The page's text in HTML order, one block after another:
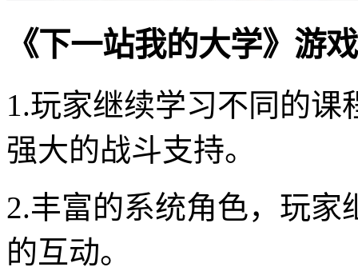
《下一站我的大学》游
1.玩家继续学习不同的
强大的战斗支持。
2.丰富的系统角色，玩
的互动。